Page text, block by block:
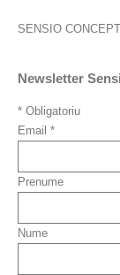
SENSIO
Newsletter
* Obligatoriu
Email *
Prenume
Nume